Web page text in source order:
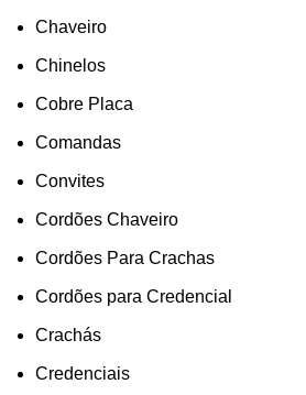
Chaveiro
Chinelos
Cobre Placa
Comandas
Convites
Cordões Chaveiro
Cordões Para Crachas
Cordões para Credencial
Crachás
Credenciais